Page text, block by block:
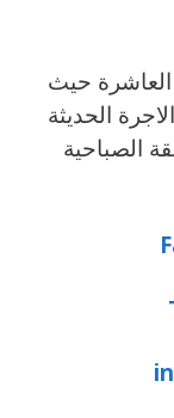
حيث
الحديثة
الصباحية